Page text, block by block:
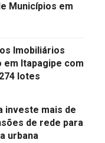
Municípios em
Imobiliários
Itapagipe com
lotes
investe mais de
de rede para
urbana